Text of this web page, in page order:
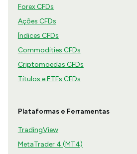
Forex CFDs
Ações CFDs
Índices CFDs
Commodities CFDs
Criptomoedas CFDs
Títulos e ETFs CFDs
Plataformas e Ferramentas
TradingView
MetaTrader 4 (MT4)